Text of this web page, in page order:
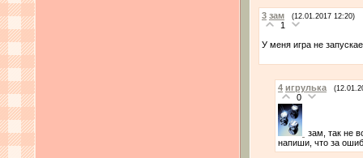
3 зам (12.01.2017 12:20)
1
У меня игра не
4 игрулька
0
зам, так не
напиши, что за